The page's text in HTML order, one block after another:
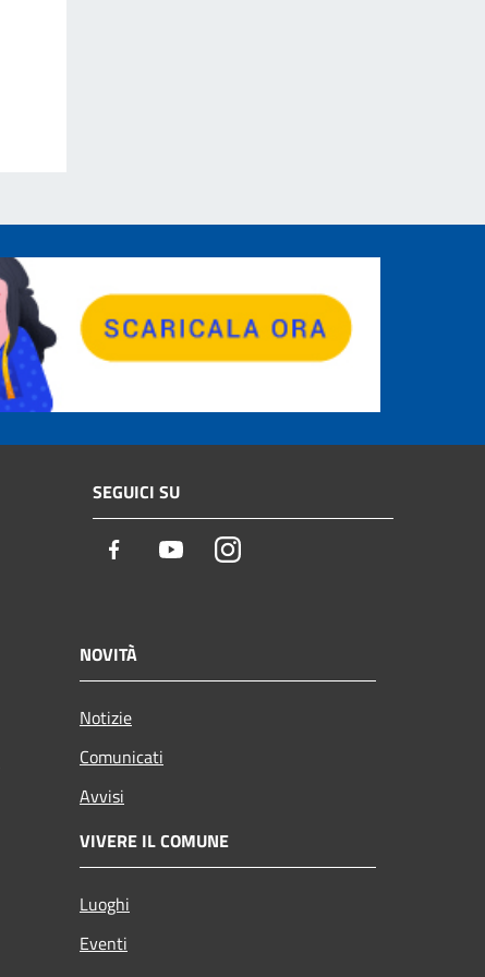
SEGUICI SU
Facebook YoutubeInstagram
NOVITÀ
Notizie
Comunicati
Avvisi
VIVERE IL COMUNE
Luoghi
Eventi